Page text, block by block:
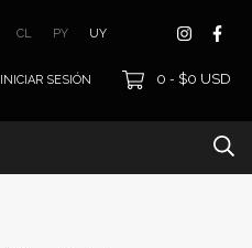
CL PY UY
INICIAR SESIÓN 0 - $0 USD